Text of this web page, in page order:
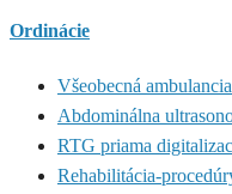
Ordinácie
Všeobecná
Abdominálna
RTG priama
Rehabilitácia-